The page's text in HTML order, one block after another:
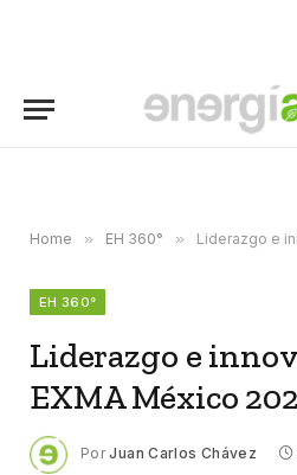
Home » EH 360° » Liderazgo e
EH 360°
Liderazgo e
EXMA México
Por Juan Carlos Chávez